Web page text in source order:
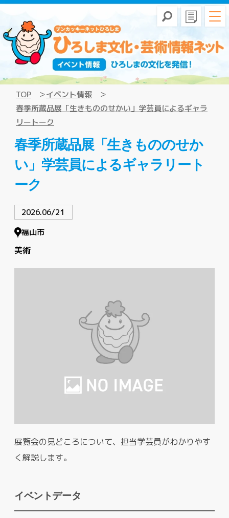
TOP
イベント情報
春季所蔵品展「生きもののせかい」学芸員によるギャラ
リートーク
春季所蔵品展「生きもののせか
い」学芸員によるギャラリート
ーク
2026.06/21
福山市
美術
展覧会の見どころについて、担当学芸員がわかりやす
く解説します。
イベントデータ